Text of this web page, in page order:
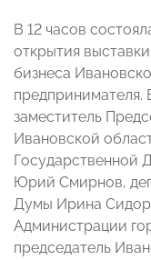
В 12 часов
открытия
бизнеса
предпринимателя.
заместитель
Ивановской
Государственной
Юрий Смирнов,
Думы Ирина
Администрации
председатель